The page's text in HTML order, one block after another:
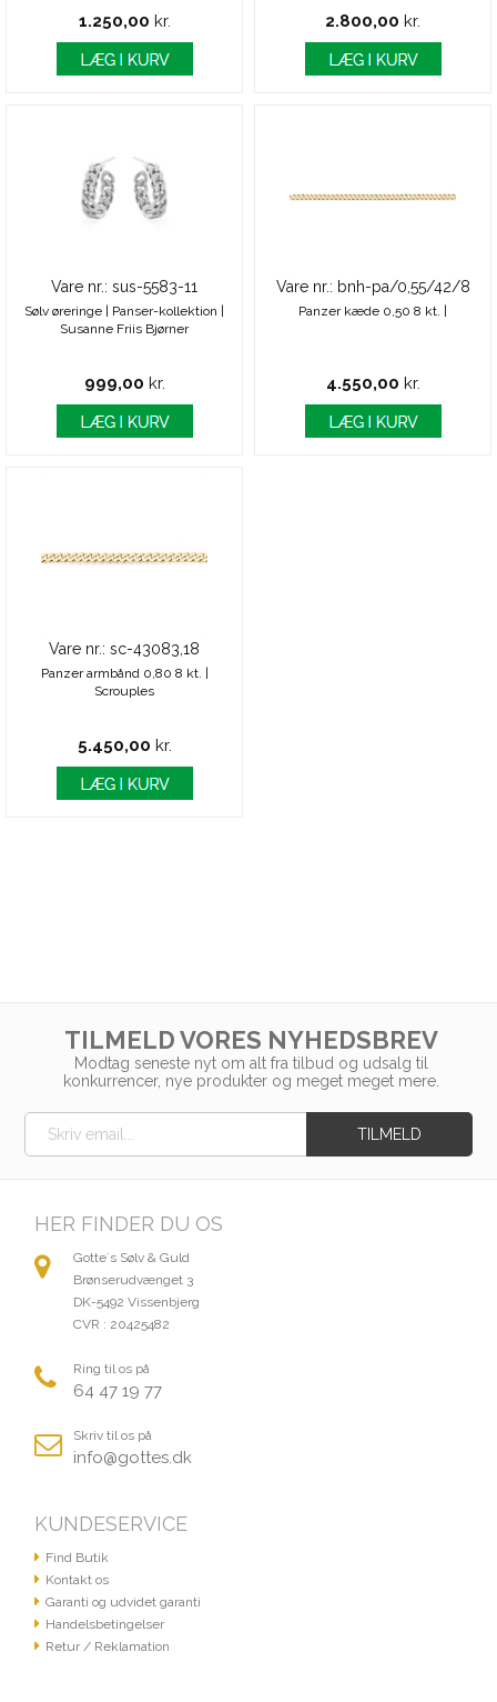
1.250,00 kr. 2.800,00 kr.
Vare nr.: sus-5583-11
Sølv øreringe | Panser-kollektion |
Susanne Friis Bjørner
999,00 kr.
Vare nr.: bnh-pa/0,55/42/8
Panzer kæde 0,50 8 kt. |
4.550,00 kr.
Vare nr.: sc-43083,18
Panzer armbånd 0,80 8 kt. |
Scrouples
5.450,00 kr.
TILMELD VORES NYHEDSBREV
Modtag seneste nyt om alt fra tilbud og udsalg til
konkurrencer, nye produkter og meget meget mere.
HER FINDER DU OS
Gotte´s Sølv & Guld
Brønserudvænget 3
DK-5492 Vissenbjerg
CVR : 20425482
Ring til os på
64 47 19 77
Skriv til os på
info@gottes.dk
KUNDESERVICE
Find Butik
Kontakt os
Garanti og udvidet garanti
Handelsbetingelser
Retur / Reklamation